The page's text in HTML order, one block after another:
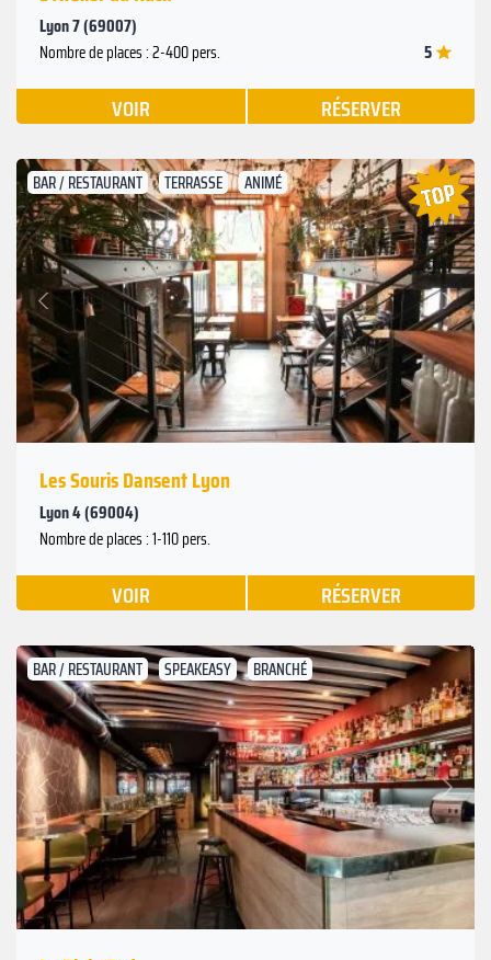
Lyon 7 (69007)
Nombre de places : 2-400 pers. 5
VOIR RÉSERVER
BAR / RESTAURANT TERRASSE ANIMÉ
Précédent
Suivant
Les Souris Dansent Lyon
Lyon 4 (69004)
Nombre de places : 1-110 pers.
VOIR RÉSERVER
BAR / RESTAURANT SPEAKEASY BRANCHÉ
Précédent
Suivant